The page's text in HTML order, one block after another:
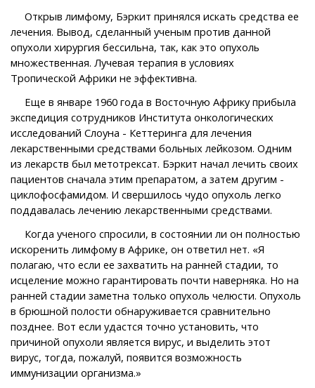
Открыв лимфому, Бэркит принялся искать средства ее
лечения. Вывод, сделанный ученым против данной
опухоли хирургия бессильна, так, как это опухоль
множественная. Лучевая терапия в условиях
Тропической Африки не эффективна.
Еще в январе 1960 года в Восточную Африку прибыла
экспедиция сотрудников Института онкологических
исследований Слоуна - Кеттеринга для лечения
лекарственными средствами больных лейкозом. Одним
из лекарств был метотрексат. Бэркит начал лечить своих
пациентов сначала этим препаратом, а затем другим -
циклофосфамидом. И свершилось чудо опухоль легко
поддавалась лечению лекарственными средствами.
Когда ученого спросили, в состоянии ли он полностью
искоренить лимфому в Африке, он ответил нет. «Я
полагаю, что если ее захватить на ранней стадии, то
исцеление можно гарантировать почти наверняка. Но на
ранней стадии заметна только опухоль челюсти. Опухоль
в брюшной полости обнаруживается сравнительно
позднее. Вот если удастся точно установить, что
причиной опухоли является вирус, и выделить этот
вирус, тогда, пожалуй, появится возможность
иммунизации организма.»